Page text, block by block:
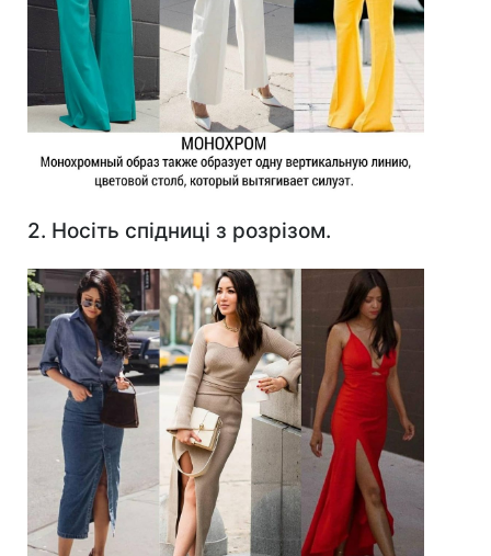
2. Носіть спідниці з розрізом.